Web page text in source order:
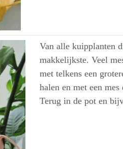
Van alle kuipplanten
makkelijkste. Veel
met telkens een
halen en met een
Terug in de pot en